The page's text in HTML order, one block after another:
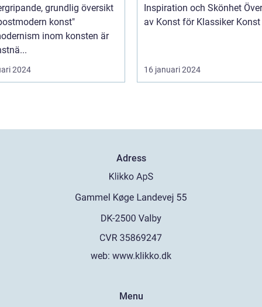
grundlig översikt
konst"
inom konsten är
2024
Inspiration och Skönhet Översikt
av Konst för
16 januari 2024
Adress
web: www.klikko.dk
Menu